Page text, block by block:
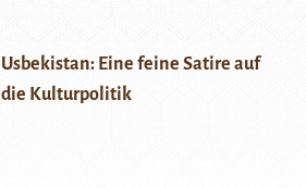
Usbekistan: Eine feine Satire auf
die Kulturpolitik